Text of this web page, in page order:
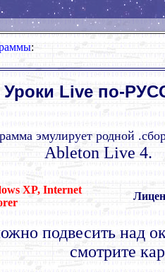
:
Уроки Live по-
эмулирует родной
Ableton Live 4.
XP, Internet
подвесить над
смотрите